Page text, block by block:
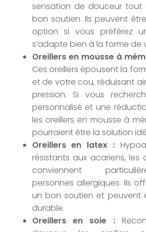
sensation de douceur tout
bon soutien. Ils peuvent
option si vous préférez
s’adapte bien à la forme de
Oreillers en mousse à
Ces oreillers épousent la
et de votre cou, réduisant
pression. Si vous
personnalisé et une
les oreillers en mousse à
pourraient être la solution
Oreillers en latex :
résistants aux acariens, les
conviennent
personnes allergiques. Ils
un bon soutien et peuvent
durable.
Oreillers en soie :